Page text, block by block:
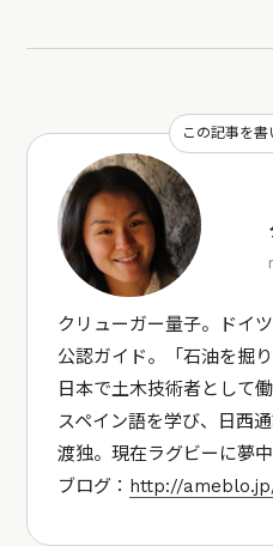
この記事を
クリューガー量子。ドイ
公認ガイド。「石油を掘
日本で土木技術者として
スペイン語を学び、日西
渡独。現在ラグビーに夢
ブログ： http://